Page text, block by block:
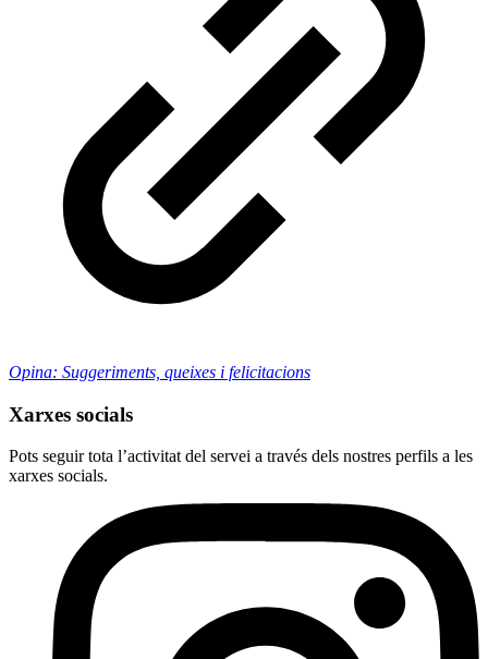
Opina: Suggeriments, queixes i felicitacions
Xarxes socials
Pots seguir tota l’activitat del servei a través dels nostres perfils a les
xarxes socials.